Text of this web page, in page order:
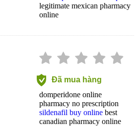
legitimate mexican pharmacy
online
Đã mua hàng
domperidone online
pharmacy no prescription
sildenafil buy online best
canadian pharmacy online